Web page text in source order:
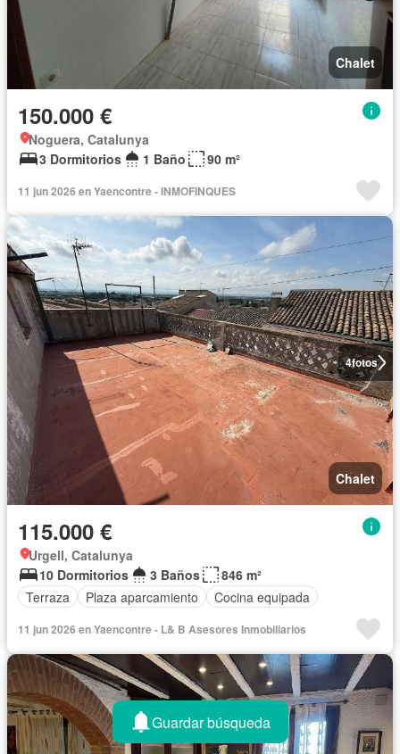
Chalet
150.000 €
Noguera, Catalunya
3 Dormitorios
1 Baño 90 m²
11 jun 2026 en Yaencontre - INMOFINQUES
4fotos
Chalet
115.000 €
Urgell, Catalunya
10 Dormitorios
3 Baños
846 m²
Terraza
Plaza aparcamiento Cocina equipada
11 jun 2026 en Yaencontre - L& B Asesores Inmobiliarios
Guardar búsqueda